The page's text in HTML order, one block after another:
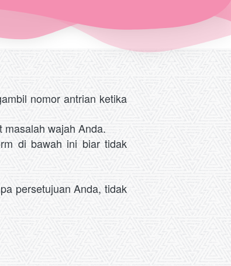
nomor antrian ketika
masalah wajah Anda.
di bawah ini biar tidak
persetujuan Anda, tidak